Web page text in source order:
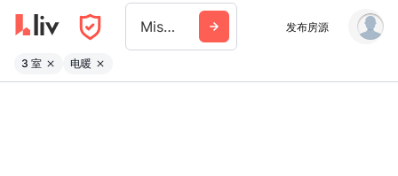
Mississauga 发布房源
3 室 电暖